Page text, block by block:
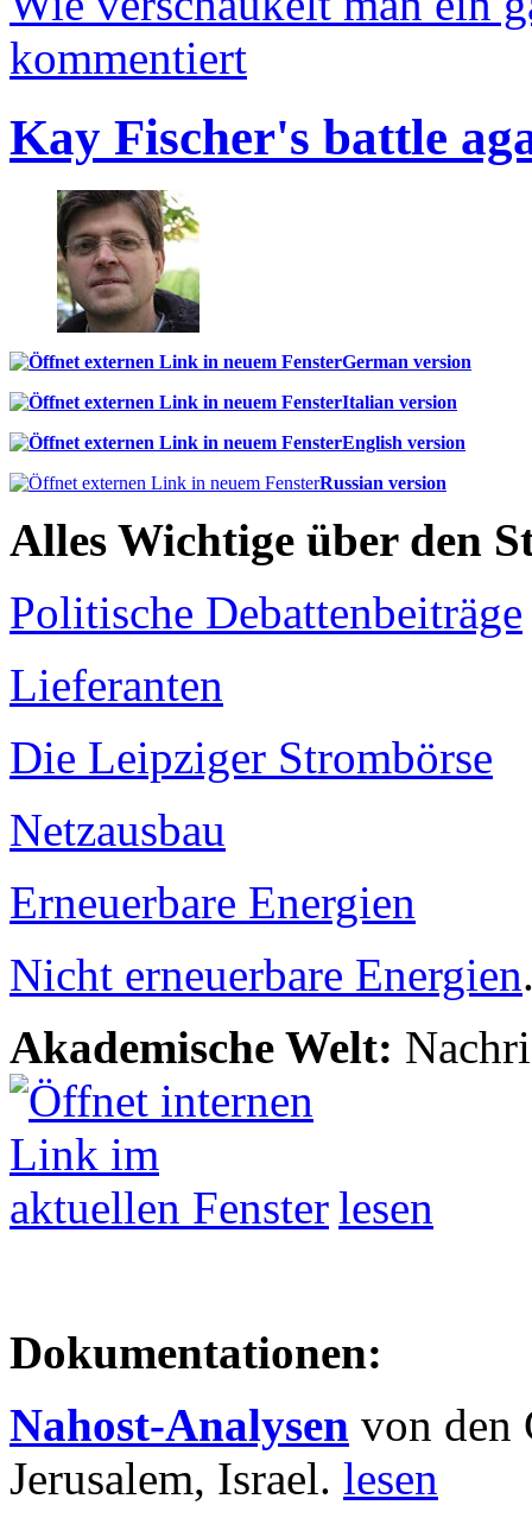
kommentiert
Kay Fischer's battle
German version
Italian version
English version
Russian version
Alles Wichtige über den
Politische Debattenbeiträge
Lieferanten
Die Leipziger Strombörse
Netzausbau
Erneuerbare Energien
Nicht erneuerbare Energien
Akademische Welt:
lesen
Dokumentationen:
Nahost-Analysen von den
Jerusalem, Israel. lesen